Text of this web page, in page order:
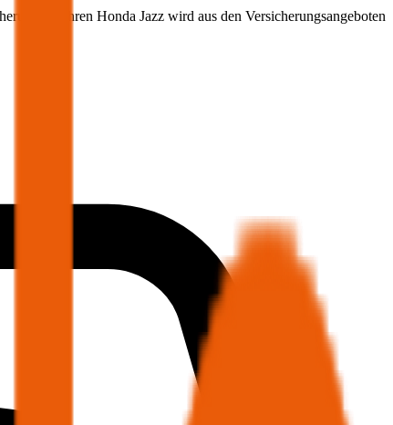
für Ihren Honda Jazz wird aus den Versicherungsangeboten